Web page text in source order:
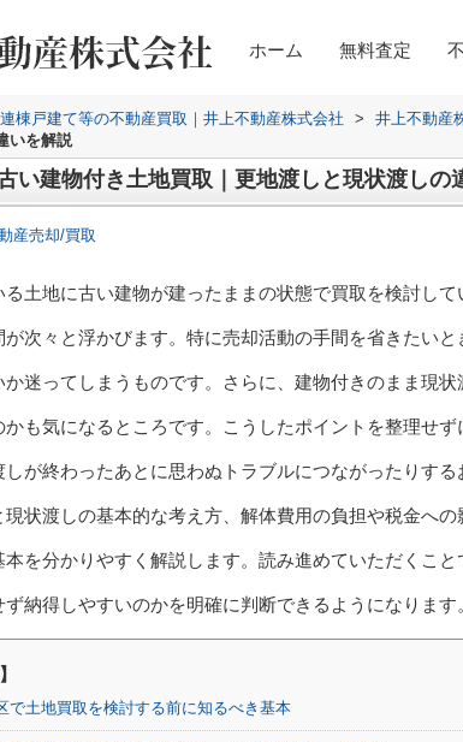
ホーム 無料査定
棟戸建て等の不動産買取｜井上不動産株式会社 > 井上不動産
いを解説
い建物付き土地買取｜更地渡しと現状渡しの
産売却/買取
る土地に古い建物が建ったままの状態で買取を検討し
が次々と浮かびます。特に売却活動の手間を省きたい
か迷ってしまうものです。さらに、建物付きのまま現
かも気になるところです。こうしたポイントを整理せ
しが終わったあとに思わぬトラブルにつながったりす
現状渡しの基本的な考え方、解体費用の負担や税金へ
本を分かりやすく解説します。読み進めていただくこ
納得しやすいのかを明確に判断できるようになります
で土地買取を検討する前に知るべき基本